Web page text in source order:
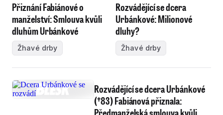
Přiznání Fabiánové o
manželství: Smlouva kvůli
dluhům Urbánkové
Žhavé drby
Rozvádějící se dcera
Urbánkové: Milionové
dluhy?
Žhavé drby
Rozvádějící se dcera Urbánkové
(†83) Fabiánová přiznala: